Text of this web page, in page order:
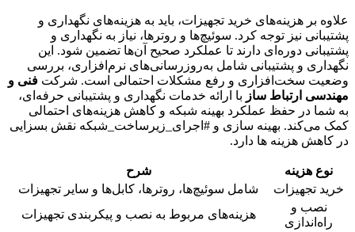
علاوه بر هزینه‌های خرید تجهیزات، باید به هزینه‌های نگهداری و
پشتیبانی نیز توجه کرد. سوئیچ‌ها و روترها، نیاز به نگهداری و
پشتیبانی دوره‌ای دارند تا عملکرد صحیح آن‌ها تضمین شود. این
نگهداری و پشتیبانی شامل به‌روزرسانی‌های نرم‌افزاری، بررسی
وضعیت سخت‌افزاری و رفع مشکلات احتمالی است. شرکت فنی و
مهندسی ارتباط ساز با ارائه خدمات نگهداری و پشتیبانی حرفه‌ای،
به شما در حفظ عملکرد بهینه شبکه و کاهش هزینه‌های احتمالی
کمک می‌کند. بهینه سازی و #اجرای_زیرساخت_شبکه نقش بسزایی
در کاهش هزینه ها دارد.
نوع هزینه
شرح
خرید تجهیزات
شامل سوئیچ‌ها، روترها، کابل‌ها و سایر تجهیزات
نصب و
راه‌اندازی
هزینه‌های مربوط به نصب و پیکربندی تجهیزات